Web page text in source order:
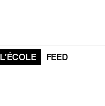
L’ÉCOLE FEED